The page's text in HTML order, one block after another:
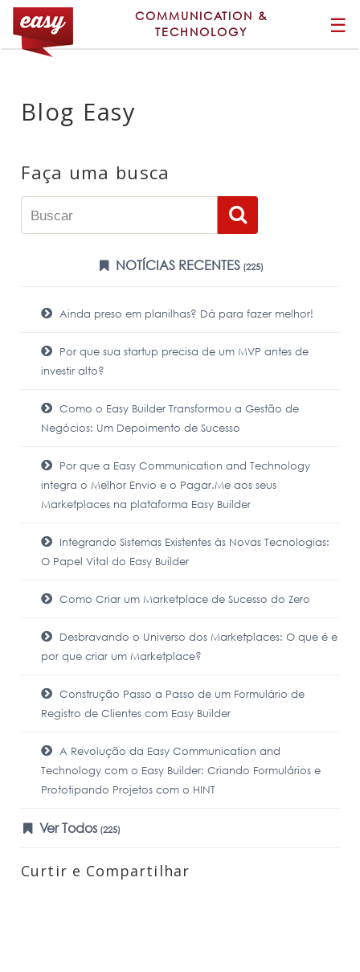
COMMUNICATION &
TECHNOLOGY
☰
Blog Easy
Faça uma busca
NOTÍCIAS RECENTES(225)
Ainda preso em planilhas? Dá para fazer melhor!
Por que sua startup precisa de um MVP antes de
investir alto?
Como o Easy Builder Transformou a Gestão de
Negócios: Um Depoimento de Sucesso
Por que a Easy Communication and Technology
integra o Melhor Envio e o Pagar.Me aos seus
Marketplaces na plataforma Easy Builder
Integrando Sistemas Existentes às Novas Tecnologias:
O Papel Vital do Easy Builder
Como Criar um Marketplace de Sucesso do Zero
Desbravando o Universo dos Marketplaces: O que é e
por que criar um Marketplace?
Construção Passo a Passo de um Formulário de
Registro de Clientes com Easy Builder
A Revolução da Easy Communication and
Technology com o Easy Builder: Criando Formulários e
Prototipando Projetos com o HINT
Ver Todos (225)
Curtir e Compartilhar